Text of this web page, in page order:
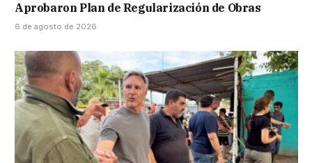
Aprobaron Plan de Regularización de Obras
6 de agosto de 2026